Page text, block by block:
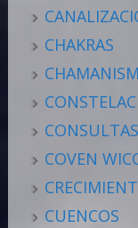
CHAKRAS
CONSULTAS
COVEN
CUENCOS